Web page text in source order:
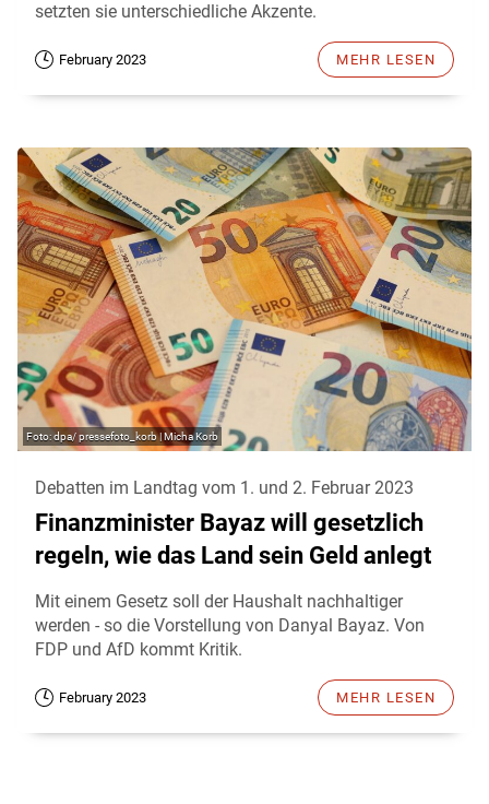
setzten sie unterschiedliche Akzente.
February 2023 MEHR LESEN
dpa/ pressefoto_korb | Micha Korb
Debatten im Landtag vom 1. und 2. Februar 2023
Finanzminister Bayaz will gesetzlich
regeln, wie das Land sein Geld anlegt
Mit einem Gesetz soll der Haushalt nachhaltiger
werden - so die Vorstellung von Danyal Bayaz. Von
FDP und AfD kommt Kritik.
February 2023 MEHR LESEN